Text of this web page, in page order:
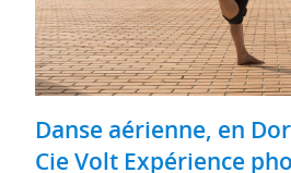
Danse aérienne, en
Cie Volt Expérience